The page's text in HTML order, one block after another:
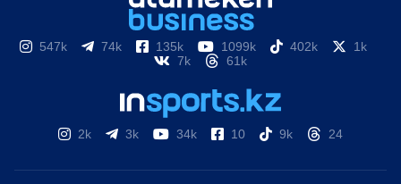
547k 74k 135k 1099k 402k
1k
7k
61k
2k 3k 34k 10 9k 24